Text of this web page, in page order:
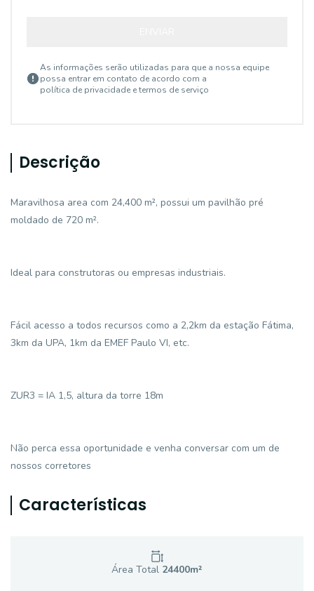
As informações serão utilizadas para que a nossa equipe
possa entrar em contato de acordo com a
política de privacidade e termos de serviço
Descrição
Maravilhosa area com 24,400 m², possui um pavilhão pré
moldado de 720 m².
Ideal para construtoras ou empresas industriais.
Fácil acesso a todos recursos como a 2,2km da estação Fátima,
3km da UPA, 1km da EMEF Paulo VI, etc.
ZUR3 = IA 1,5, altura da torre 18m
Não perca essa oportunidade e venha conversar com um de
nossos corretores
Características
Área Total 24400m²